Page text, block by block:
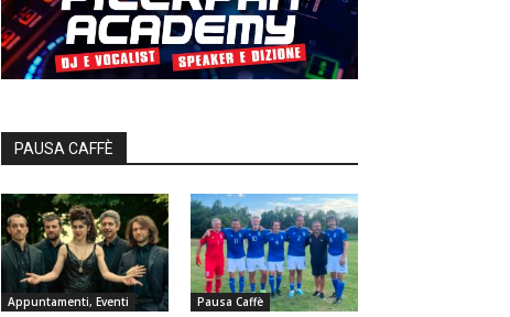
PAUSA CAFFÈ
Appuntamenti, Eventi Pausa Caffè